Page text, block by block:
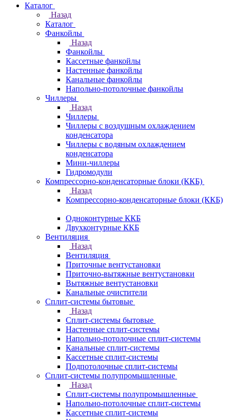
Каталог
Назад
Каталог
Фанкойлы
Назад
Фанкойлы
Кассетные фанкойлы
Настенные фанкойлы
Канальные фанкойлы
Напольно-потолочные фанкойлы
Чиллеры
Назад
Чиллеры
Чиллеры с воздушным охлаждением
конденсатора
Чиллеры с водяным охлаждением
конденсатора
Мини-чиллеры
Гидромодули
Компрессорно-конденсаторные блоки (ККБ)
Назад
Компрессорно-конденсаторные блоки (ККБ)
Одноконтурные ККБ
Двухконтурные ККБ
Вентиляция
Назад
Вентиляция
Приточные вентустановки
Приточно-вытяжные вентустановки
Вытяжные вентустановки
Канальные очистители
Сплит-системы бытовые
Назад
Сплит-системы бытовые
Настенные сплит-системы
Напольно-потолочные сплит-системы
Канальные сплит-системы
Кассетные сплит-системы
Подпотолочные сплит-системы
Сплит-системы полупромышленные
Назад
Сплит-системы полупромышленные
Напольно-потолочные сплит-системы
Кассетные сплит-системы